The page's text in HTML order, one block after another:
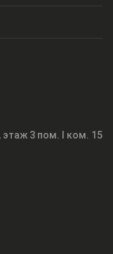
этаж 3 пом. I ком. 15